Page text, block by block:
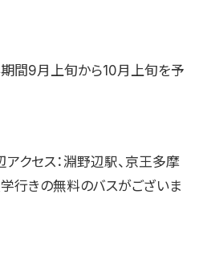
間9月上旬から10月上旬を予
クセス：淵野辺駅、京王多摩
行きの無料のバスがございま